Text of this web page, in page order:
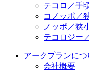
テコロ／手
コノッポ／
ノッポ／狭
テコロジー
アークプランにつ
会社概要